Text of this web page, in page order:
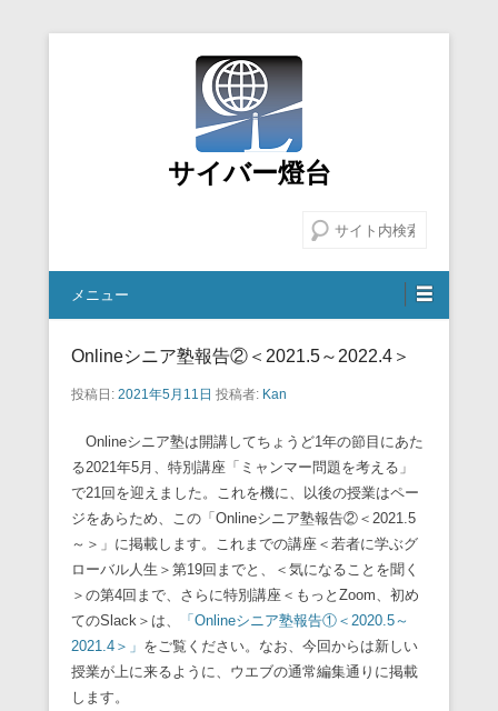
サイバー燈台
メニュー
Onlineシニア塾報告②＜2021.5～2022.4＞
投稿日: 2021年5月11日 投稿者: Kan
Onlineシニア塾は開講してちょうど1年の節目にあた
る2021年5月、特別講座「ミャンマー問題を考える」
で21回を迎えました。これを機に、以後の授業はペー
ジをあらため、この「Onlineシニア塾報告②＜2021.5
～＞」に掲載します。これまでの講座＜若者に学ぶグ
ローバル人生＞第19回までと、＜気になることを聞く
＞の第4回まで、さらに特別講座＜もっとZoom、初め
てのSlack＞は、
「Onlineシニア塾報告①＜2020.5～
2021.4＞」 をご覧ください。なお、今回からは新しい
授業が上に来るように、ウエブの通常編集通りに掲載
します。